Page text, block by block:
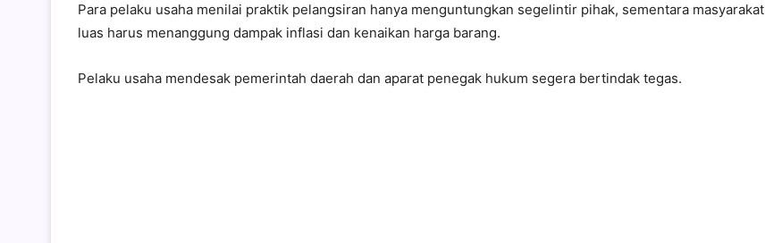
Para pelaku usaha menilai praktik pelangsiran hanya menguntungkan segelintir pihak, sementara masyarakat
luas harus menanggung dampak inflasi dan kenaikan harga barang.
Pelaku usaha mendesak pemerintah daerah dan aparat penegak hukum segera bertindak tegas.